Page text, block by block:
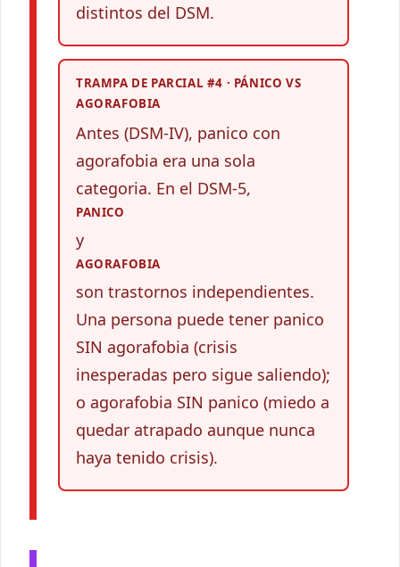
distintos del DSM.
TRAMPA DE PARCIAL #4 · PÁNICO VS
AGORAFOBIA
Antes (DSM-IV), panico con
agorafobia era una sola
categoria. En el DSM-5,
PANICO
y
AGORAFOBIA
son trastornos independientes.
Una persona puede tener panico
SIN agorafobia (crisis
inesperadas pero sigue saliendo);
o agorafobia SIN panico (miedo a
quedar atrapado aunque nunca
haya tenido crisis).